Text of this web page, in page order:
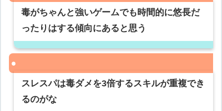
毒がちゃんと強いゲームでも時間的に悠長だ
ったりはする傾向にあると思う
スレスパは毒ダメを3倍するスキルが重複でき
るのがな